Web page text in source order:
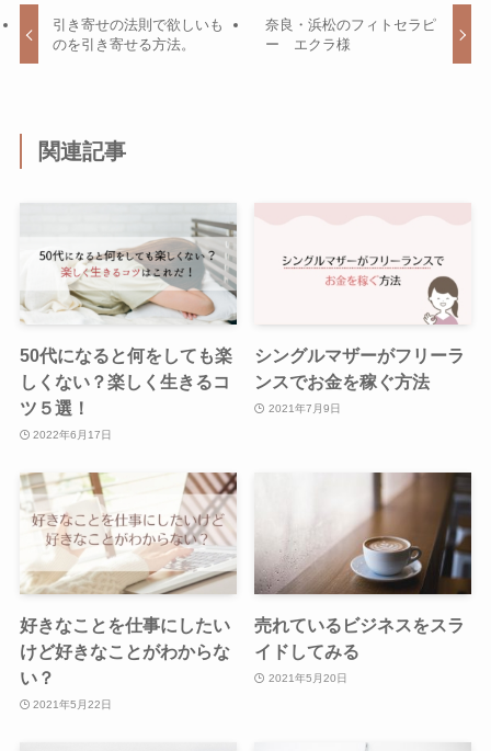
引き寄せの法則で欲しいも
のを引き寄せる方法。
奈良・浜松のフィトセラピ
ー エクラ様
関連記事
50代になると何をしても楽
しくない？楽しく生きるコ
ツ５選！
2022年6月17日
シングルマザーがフリーラ
ンスでお金を稼ぐ方法
2021年7月9日
好きなことを仕事にしたい
けど好きなことがわからな
い？
2021年5月22日
売れているビジネスをスラ
イドしてみる
2021年5月20日